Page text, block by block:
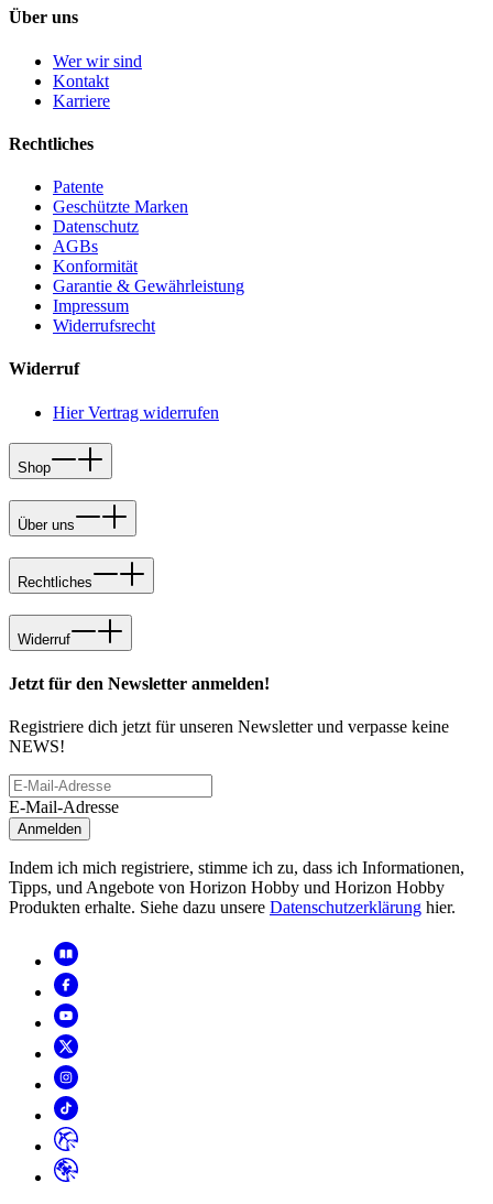
Über uns
Wer wir sind
Kontakt
Karriere
Rechtliches
Patente
Geschützte Marken
Datenschutz
AGBs
Konformität
Garantie & Gewährleistung
Impressum
Widerrufsrecht
Widerruf
Hier Vertrag widerrufen
Shop
Über uns
Rechtliches
Widerruf
Jetzt für den Newsletter anmelden!
Registriere dich jetzt für unseren Newsletter und verpasse keine
NEWS!
E-Mail-Adresse
Anmelden
Indem ich mich registriere, stimme ich zu, dass ich Informationen,
Tipps, und Angebote von Horizon Hobby und Horizon Hobby
Produkten erhalte. Siehe dazu unsere Datenschutzerklärung hier.